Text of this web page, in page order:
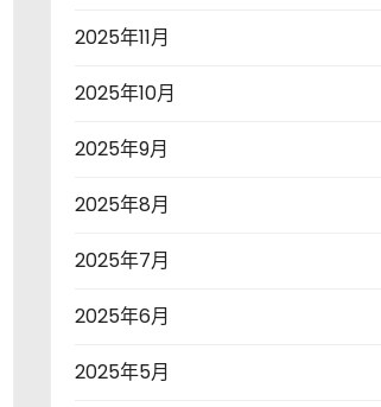
2025年11月
2025年10月
2025年9月
2025年8月
2025年7月
2025年6月
2025年5月